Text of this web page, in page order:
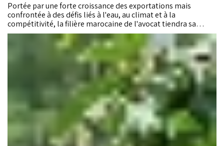
Portée par une forte croissance des exportations mais
confrontée à des défis liés à l'eau, au climat et à la
compétitivité, la filière marocaine de l'avocat tiendra sa
première conférence internationale le 30 septembre à
Tanger. Baptisée «Morocco Avocado Conference 2026», cette
rencontre ambitionne de réunir l'ensemble des acteurs du
secteur autour des enjeux techniques, commerciaux et
environnementaux qui façonneront son avenir.